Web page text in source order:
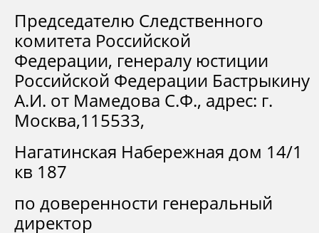
Председателю Следственного
комитета Российской
Федерации, генералу юстиции
Российской Федерации Бастрыкину
А.И. от Мамедова С.Ф., адрес: г.
Москва,115533,
Нагатинская Набережная дом 14/1
кв 187
по доверенности генеральный
директор